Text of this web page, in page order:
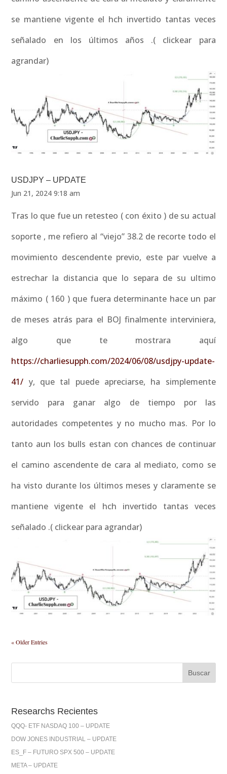
se mantiene vigente el hch invertido tantas veces
señalado en los últimos años .( clickear para
agrandar)
USDJPY – UPDATE
Jun 21, 2024 9:18 am
Tras lo que fue un retesteo ( con éxito ) de su actual
soporte , me refiero al “viejo” 38.2 de recorte todo el
movimiento descendente previo, este par vuelve a
estrechar la distancia que lo separa de su ultimo
máximo ( 160 ) que fuera determinante hace un par
de meses atrás para el BOJ finalmente interviniera,
algo que te mostrara aquí
https://charliesupph.com/2024/06/08/usdjpy-update-
41/ y, que tal puede apreciarse, ha simplemente
servido para ganar algo de tiempo por las
autoridades competentes y no mucho mas. Por lo
tanto aun los bulls estan con chances de continuar
el camino ascendente de cara al mediato, como se
ha visto durante los últimos meses y claramente se
mantiene vigente el hch invertido tantas veces
señalado .( clickear para agrandar)
« Older Entries
Researchs Recientes
QQQ- ETF NASDAQ 100 – UPDATE
DOW JONES INDUSTRIAL – UPDATE
ES_F – FUTURO SPX 500 – UPDATE
META – UPDATE